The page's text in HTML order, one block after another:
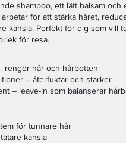
shampoo, ett lätt balsam och
för att stärka håret,
känsla. Perfekt för dig som vill
för resa.
rengör hår och hårbotten
– återfuktar och stärker
– leave-in som balanserar
för tunnare hår
känsla